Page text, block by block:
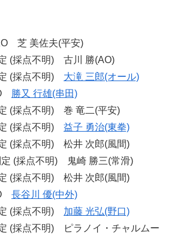
芝 美佐夫(平安)
(採点不明) 古川 勝(AO)
(採点不明) 大滝 三郎(オール)
勝又 行雄(串田)
(採点不明) 巻 竜二(平安)
(採点不明) 益子 勇治(東拳)
(採点不明) 松井 次郎(風間)
(採点不明) 鬼崎 勝三(常滑)
(採点不明) 松井 次郎(風間)
長谷川 優(中外)
(採点不明) 加藤 光弘(野口)
(採点不明) ピラノイ・チャルムー